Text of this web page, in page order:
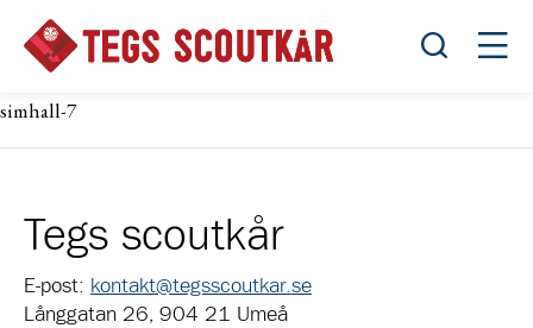
Öppna
simhall-7
Tegs scoutkår
E-post: kontakt@tegsscoutkar.se
Långgatan 26, 904 21 Umeå